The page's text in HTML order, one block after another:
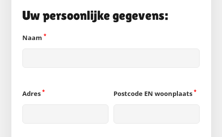
Uw persoonlijke gegevens:
Naam *
Adres * Postcode EN woonplaats *